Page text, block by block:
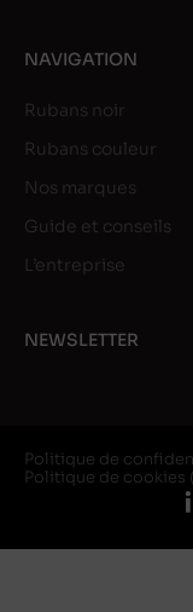
NAVIGATION
Rubans noir
Rubans couleur
Nos marques
Guide et conseils
L’entreprise
NEWSLETTER
Politique de
Politique de cookies